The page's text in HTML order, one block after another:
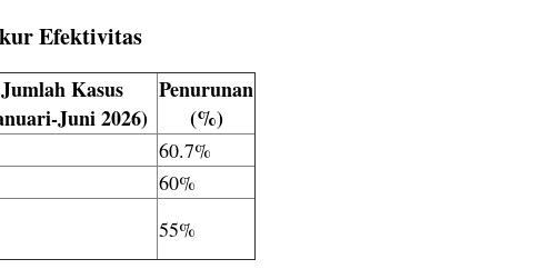
Efektivitas
Jumlah Kasus
Juni 2026)
Penurunan
(%)
60.7%
60%
55%